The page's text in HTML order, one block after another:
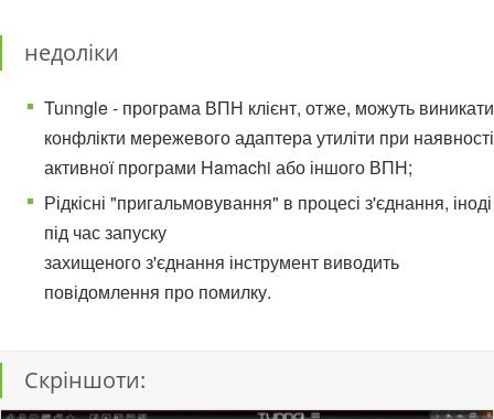
недоліки
Tunngle - програма ВПН клієнт, отже, можуть виникати
конфлікти мережевого адаптера утиліти при наявності
активної програми Hamachi або іншого ВПН;
Рідкісні "пригальмовування" в процесі з'єднання, іноді
під час запуску
захищеного з'єднання інструмент виводить
повідомлення про помилку.
Скріншоти: